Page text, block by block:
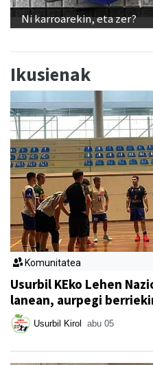
Ni karroarekin, eta zer?
Ikusienak
Komunitatea
Usurbil KEko Lehen
lanean, aurpegi
Usurbil Kirol abu 05